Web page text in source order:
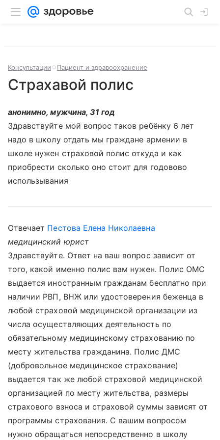
Консультации Пациент и здравоохранение
Страхавой полис
анонимно, мужчина, 31 год
Здравствуйте мой вопрос таков ребёнку 6 лет
надо в школу отдать мы граждане армении в
школе нужен страховой полис откуда и как
приобрести сколько оно стоит для годовово
использывания
Отвечает Пестова Елена Николаевна
медицинский юрист
Здравствуйте. Ответ на ваш вопрос зависит от
того, какой именно полис вам нужен. Полис ОМС
выдается иностранным гражданам бесплатно при
наличии РВП, ВНЖ или удостоверения беженца в
любой страховой медицинской организации из
числа осуществляющих деятельность по
обязательному медицинскому страхованию по
месту жительства гражданина. Полис ДМС
(добровольное медицинское страхование)
выдается так же любой страховой медицинской
организацией по месту жительства, размеры
страхового взноса и страховой суммы зависят от
программы страхования. С вашим вопросом
нужно обращаться непосредственно в школу